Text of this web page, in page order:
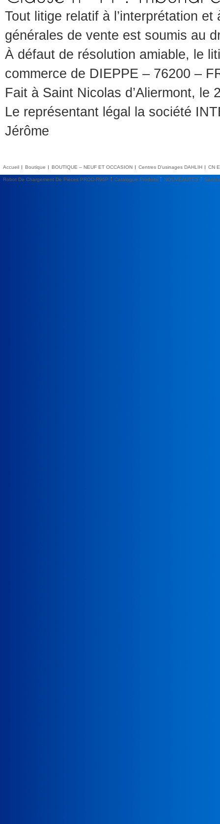
Tout litige relatif à l’interprétation
générales de vente est soumis au
À défaut de résolution amiable, le
commerce de DIEPPE – 76200 –
Fait à Saint Nicolas d’Aliermont, le
Le représentant légal la société
Jérôme
Accueil Boutique BOUTIQUE – NEUF ET OCCASION Centres D’usinages DAHLIH CN
Robot De Chargement De Pièces PROD-R96P Catalogue Produits NOUVEAUTES